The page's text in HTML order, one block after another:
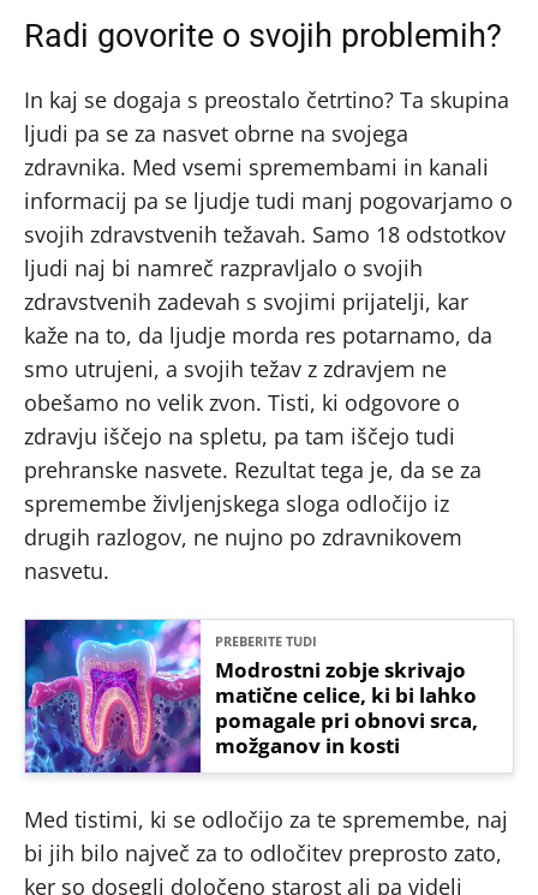
Radi govorite o svojih problemih?
In kaj se dogaja s preostalo četrtino? Ta skupina
ljudi pa se za nasvet obrne na svojega
zdravnika. Med vsemi spremembami in kanali
informacij pa se ljudje tudi manj pogovarjamo o
svojih zdravstvenih težavah. Samo 18 odstotkov
ljudi naj bi namreč razpravljalo o svojih
zdravstvenih zadevah s svojimi prijatelji, kar
kaže na to, da ljudje morda res potarnamo, da
smo utrujeni, a svojih težav z zdravjem ne
obešamo no velik zvon. Tisti, ki odgovore o
zdravju iščejo na spletu, pa tam iščejo tudi
prehranske nasvete. Rezultat tega je, da se za
spremembe življenjskega sloga odločijo iz
drugih razlogov, ne nujno po zdravnikovem
nasvetu.
PREBERITE TUDI
Modrostni zobje skrivajo
matične celice, ki bi lahko
pomagale pri obnovi srca,
možganov in kosti
Med tistimi, ki se odločijo za te spremembe, naj
bi jih bilo največ za to odločitev preprosto zato,
ker so dosegli določeno starost ali pa videli